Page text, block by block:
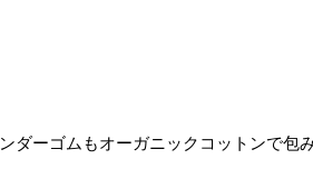
ダーゴムもオーガニックコットンで